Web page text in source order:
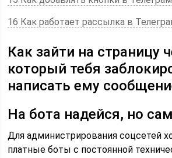
16 Как работает рассылка в
Как зайти на страницу
который тебя
написать ему
На бота надейся, но
Для администрирования соцсетей
платные боты с постоянной